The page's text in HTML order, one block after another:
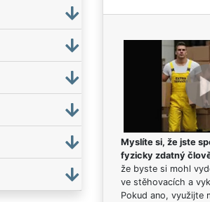
Myslíte si, že jste
fyzicky zdatný
že byste si mohl
ve stěhovacích a
Pokud ano, využijte